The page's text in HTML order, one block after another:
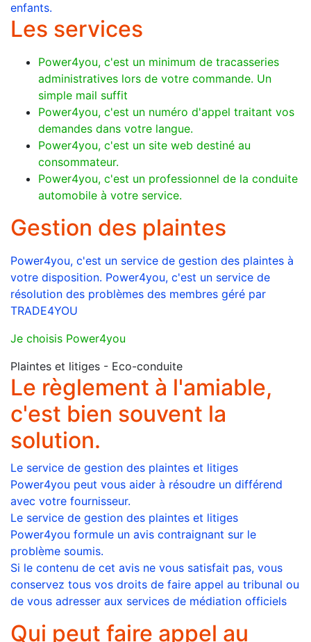
enfants.
Les services
Power4you, c'est un minimum de tracasseries
administratives lors de votre commande. Un
simple mail suffit
Power4you, c'est un numéro d'appel traitant vos
demandes dans votre langue.
Power4you, c'est un site web destiné au
consommateur.
Power4you, c'est un professionnel de la conduite
automobile à votre service.
Gestion des plaintes
Power4you, c'est un service de gestion des plaintes à
votre disposition. Power4you, c'est un service de
résolution des problèmes des membres géré par
TRADE4YOU
Je choisis Power4you
Plaintes et litiges - Eco-conduite
Le règlement à l'amiable,
c'est bien souvent la
solution.
Le service de gestion des plaintes et litiges
Power4you peut vous aider à résoudre un différend
avec votre fournisseur.
Le service de gestion des plaintes et litiges
Power4you formule un avis contraignant sur le
problème soumis.
Si le contenu de cet avis ne vous satisfait pas, vous
conservez tous vos droits de faire appel au tribunal ou
de vous adresser aux services de médiation officiels
Qui peut faire appel au